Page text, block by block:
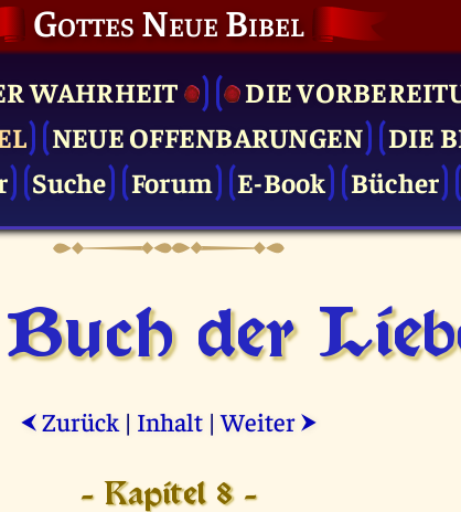
Gottes Neue Bibel
WAHRHEIT
DIE
NEUE OFFENBARUNGEN
DIE
Suche Forum E-Book Bücher
der
⮜ Zurück | Inhalt |Weiter ⮞
- Kapitel 8 -